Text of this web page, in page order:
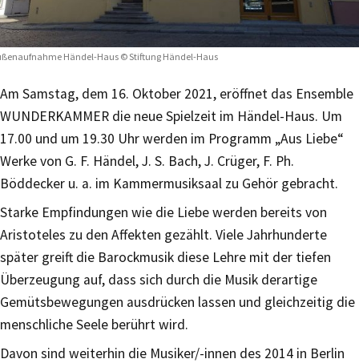
Händel-Haus © Stiftung Händel-Haus
Am Samstag, dem 16. Oktober 2021, eröffnet das Ensemble
WUNDERKAMMER die neue Spielzeit im Händel-Haus. Um
17.00 und um 19.30 Uhr werden im Programm „Aus Liebe“
Werke von G. F. Händel, J. S. Bach, J. Crüger, F. Ph.
Böddecker u. a. im Kammermusiksaal zu Gehör gebracht.
Starke Empfindungen wie die Liebe werden bereits von
Aristoteles zu den Affekten gezählt. Viele Jahrhunderte
später greift die Barockmusik diese Lehre mit der tiefen
Überzeugung auf, dass sich durch die Musik derartige
Gemütsbewegungen ausdrücken lassen und gleichzeitig die
menschliche Seele berührt wird.
Davon sind weiterhin die Musiker/-innen des 2014 in Berlin